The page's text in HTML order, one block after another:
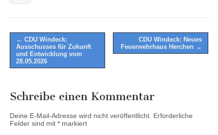
Post
navigation
← CDU Windeck:
Ausschusses für Zukunft
und Entwicklung vom
28.05.2026
CDU Windeck: Neues
Feuerwehrhaus Herchen →
Schreibe einen Kommentar
Deine E-Mail-Adresse wird nicht veröffentlicht. Erforderliche
Felder sind mit * markiert